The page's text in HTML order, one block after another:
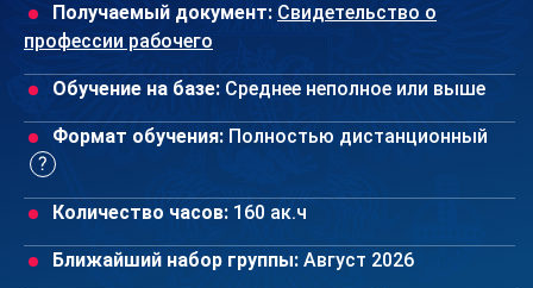
Получаемый документ: Свидетельство о
профессии рабочего
Обучение на базе: Среднее неполное или выше
Формат обучения: Полностью дистанционный
Количество часов: 160 ак.ч
Ближайший набор группы: Август 2026